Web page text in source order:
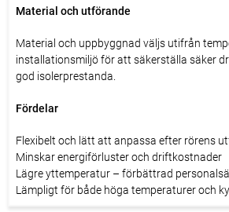
Material och utförande
Material och uppbyggnad väljs utifrån
installationsmiljö för att säkerställa säker
god isolerprestanda.
Fördelar
Flexibelt och lätt att anpassa efter rörens
Minskar energiförluster och driftkostnader
Lägre yttemperatur – förbättrad
Lämpligt för både höga temperaturer och
Enkel installation även i trånga utrymmen